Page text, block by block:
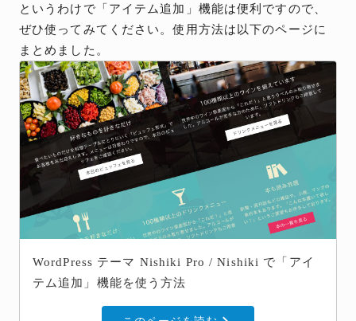
というわけで「アイテム追加」機能は便利ですので、
ぜひ使ってみてください。使用方法は以下のページに
まとめました。
WordPress テーマ Nishiki Pro / Nishiki で「アイ
テム追加」機能を使う方法